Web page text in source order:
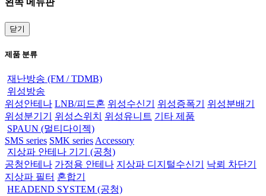
왼쪽 메뉴판
닫기
제품 분류
재난방송 (FM / TDMB)
위성방송
위성안테나 LNB/피드혼 위성수신기 위성증폭기
위성분배기
위성분기기
위성스위치 위성유니트 기타 제품
SPAUN (멀티다이젝)
SMS series SMK series Accessory
지상파 안테나 기기 (공청)
공청안테나 가정용 안테나 지상파 디지털수신기
낙뢰 차단기
지상파 필터 혼합기
HEADEND SYSTEM (공청)